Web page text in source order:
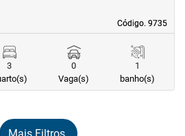
Mais Filtros
Código. 9735
Código. 9735
3
0
Vaga(s)
1
banho(s)